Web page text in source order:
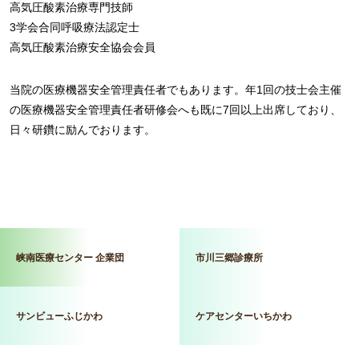
高気圧酸素治療専門技師
3学会合同呼吸療法認定士
高気圧酸素治療安全協会会員
当院の医療機器安全管理責任者でもあります。年1回の技士会主催
の医療機器安全管理責任者研修会へも既に7回以上出席しており、
日々研鑽に励んでおります。
峡南医療センター 企業団 市川三郷診療所
サンビューふじかわ ケアセンターいちかわ